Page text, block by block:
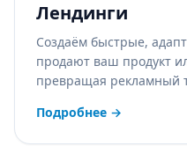
Лендинги
Создаём быстрые,
продают ваш продукт
превращая рекламный
Подробнее →